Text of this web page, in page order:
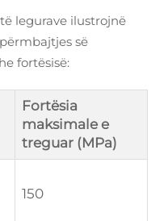
legurave ilustrojnë
së
fortësisë:
Fortësia
maksimale e
treguar (MPa)
150